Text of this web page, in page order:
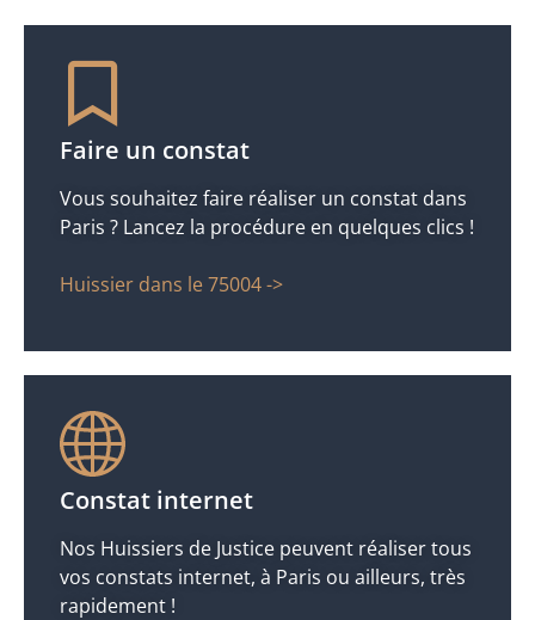
Faire un constat
Vous souhaitez faire réaliser un constat dans
Paris ? Lancez la procédure en quelques clics !
Huissier dans le 75004 ->
Constat internet
Nos Huissiers de Justice peuvent réaliser tous
vos constats internet, à Paris ou ailleurs, très
rapidement !